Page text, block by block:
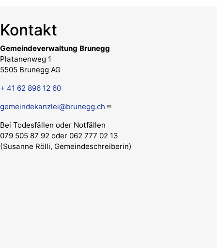
Kontakt
Gemeindeverwaltung Brunegg
Platanenweg 1
5505 Brunegg AG
+ 41 62 896 12 60
gemeindekanzlei@brunegg.ch
Bei Todesfällen oder Notfällen
079 505 87 92 oder 062 777 02 13
(Susanne Rölli, Gemeindeschreiberin)